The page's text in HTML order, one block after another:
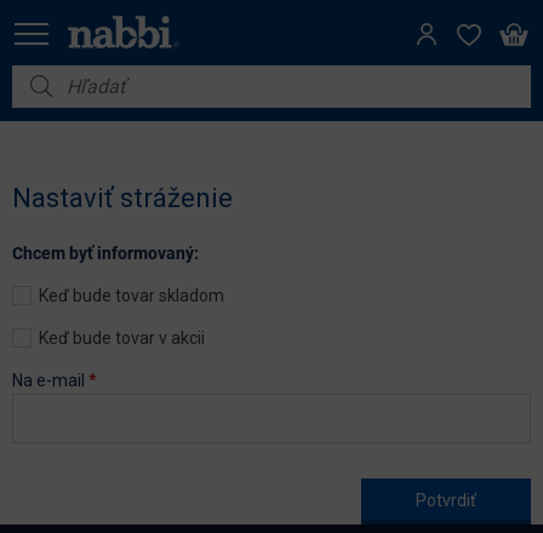
Nábytok
Dom a záhrada
Akcie
Nastaviť stráženie
Chcem byť informovaný:
Keď bude tovar skladom
Keď bude tovar v akcii
Na e-mail *